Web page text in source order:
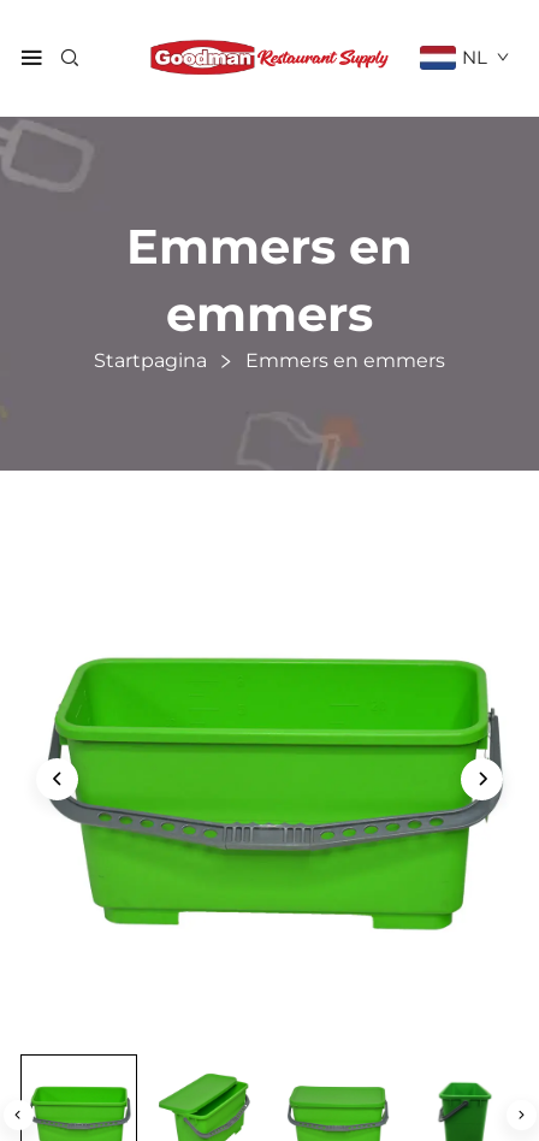
NL
Emmers en
emmers
Startpagina Emmers en emmers